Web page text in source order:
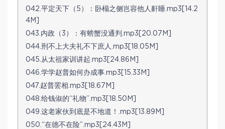
042.平定天下（5）：卧榻之侧岂容他人鼾睡.mp3[14.2
4M]
043.内政（3）：有螃蟹没通判.mp3[20.07M]
044.刑不上大夫礼不下庶人.mp3[18.05M]
045.从太祖家训讲起.mp3[24.86M]
046.学学赵普如何办成事.mp3[15.33M]
047.赵普罢相.mp3[18.67M]
048.给钱俶的“礼物”.mp3[18.50M]
049.这老家伙到底是不地道！.mp3[13.89M]
050.“在德不在险”.mp3[24.43M]